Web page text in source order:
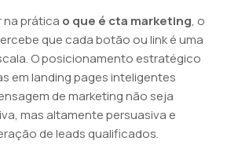
na prática o que é cta marketing, o
que cada botão ou link é uma
O posicionamento estratégico
em landing pages inteligentes
de marketing não seja
mas altamente persuasiva e
de leads qualificados.